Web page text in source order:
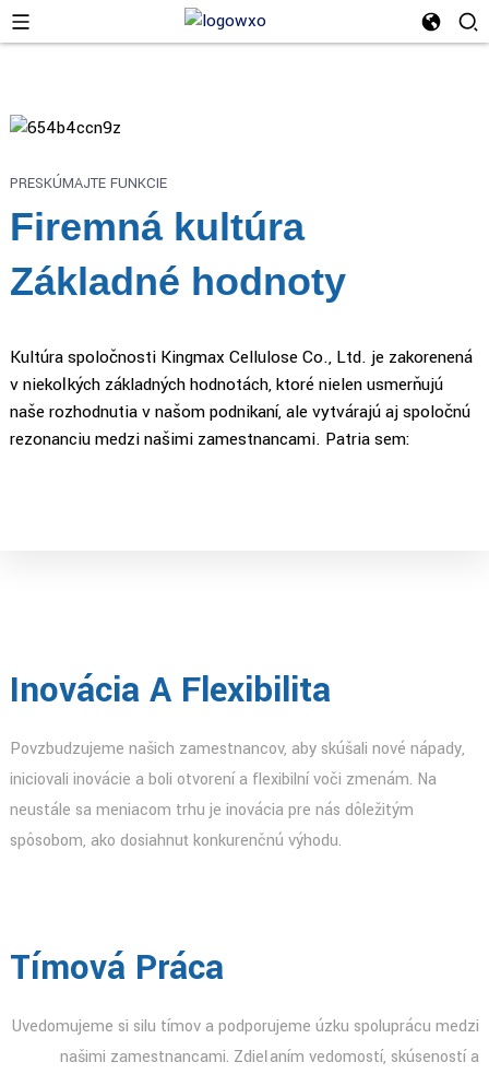
PRESKÚMAJTE FUNKCIE
Firemná kultúra
Základné hodnoty
Kultúra spoločnosti Kingmax Cellulose Co., Ltd. je zakorenená
v niekoľkých základných hodnotách, ktoré nielen usmerňujú
naše rozhodnutia v našom podnikaní, ale vytvárajú aj spoločnú
rezonanciu medzi našimi zamestnancami. Patria sem:
Inovácia A Flexibilita
Povzbudzujeme našich zamestnancov, aby skúšali nové nápady,
iniciovali inovácie a boli otvorení a flexibilní voči zmenám. Na
neustále sa meniacom trhu je inovácia pre nás dôležitým
spôsobom, ako dosiahnuť konkurenčnú výhodu.
Tímová Práca
Uvedomujeme si silu tímov a podporujeme úzku spoluprácu medzi
našimi zamestnancami. Zdieľaním vedomostí, skúseností a